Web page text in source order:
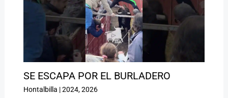
SE ESCAPA POR EL BURLADERO
Hontalbilla |2024,2026